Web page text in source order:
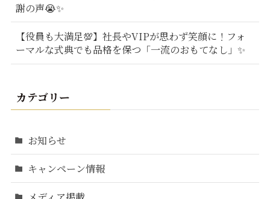
謝の声😭✨
【役員も大満足💯】社長やVIPが思わず笑顔に！フォ
ーマルな式典でも品格を保つ「一流のおもてなし」✨
カテゴリー
お知らせ
キャンペーン情報